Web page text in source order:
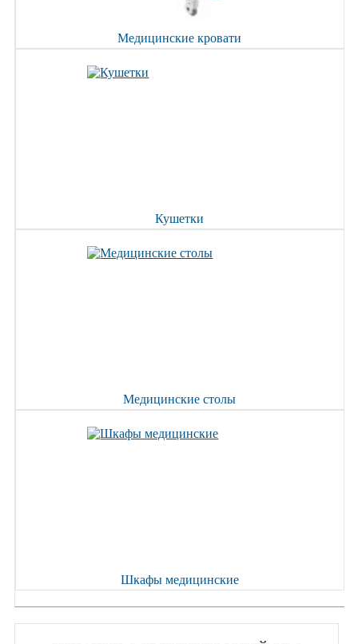
Медицинские кровати
Кушетки
Медицинские столы
Шкафы медицинские